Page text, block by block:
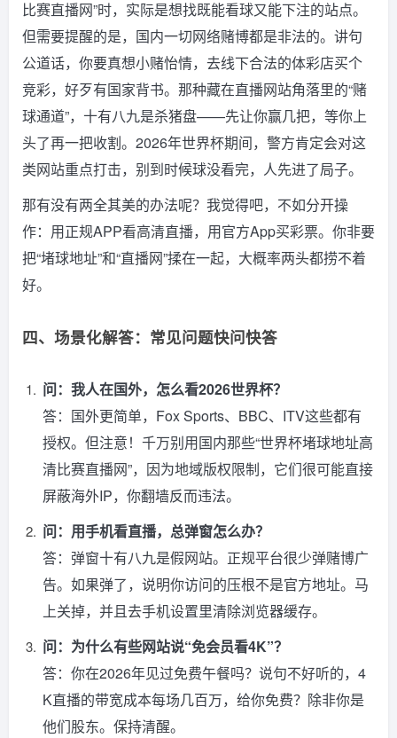
比赛直播网”时，实际是想找既能看球又能下注的站点。
但需要提醒的是，国内一切网络赌博都是非法的。讲句
公道话，你要真想小赌怡情，去线下合法的体彩店买个
竞彩，好歹有国家背书。那种藏在直播网站角落里的“赌
球通道”，十有八九是杀猪盘——先让你赢几把，等你上
头了再一把收割。2026年世界杯期间，警方肯定会对这
类网站重点打击，别到时候球没看完，人先进了局子。
那有没有两全其美的办法呢？我觉得吧，不如分开操
作：用正规APP看高清直播，用官方App买彩票。你非要
把“堵球地址”和“直播网”揉在一起，大概率两头都捞不着
好。
四、场景化解答：常见问题快问快答
问：我人在国外，怎么看2026世界杯？
答：国外更简单，Fox Sports、BBC、ITV这些都有
授权。但注意！千万别用国内那些“世界杯堵球地址高
清比赛直播网”，因为地域版权限制，它们很可能直接
屏蔽海外IP，你翻墙反而违法。
问：用手机看直播，总弹窗怎么办？
答：弹窗十有八九是假网站。正规平台很少弹赌博广
告。如果弹了，说明你访问的压根不是官方地址。马
上关掉，并且去手机设置里清除浏览器缓存。
问：为什么有些网站说“免会员看4K”？
答：你在2026年见过免费午餐吗？说句不好听的，4
K直播的带宽成本每场几百万，给你免费？除非你是
他们股东。保持清醒。